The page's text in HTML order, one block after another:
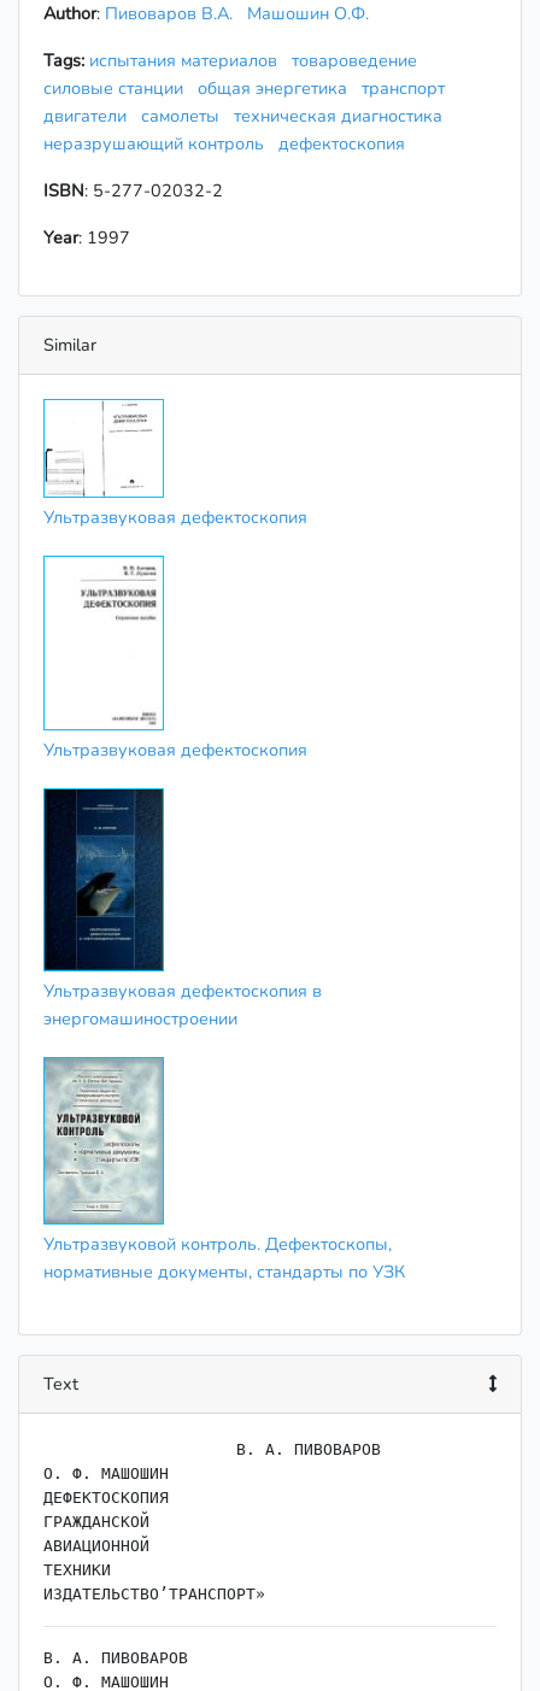
Author: Пивоваров В.А.
Машошин О.Ф.
Tags: испытания материалов
товароведение
силовые станции общая энергетика
транспорт
двигатели самолеты
техническая диагностика
неразрушающий контроль
дефектоскопия
ISBN: 5-277-02032-2
Year: 1997
Similar
Ультразвуковая дефектоскопия
Ультразвуковая дефектоскопия
Ультразвуковая дефектоскопия в
энергомашиностроении
Ультразвуковой контроль. Дефектоскопы,
нормативные документы, стандарты по УЗК
Text
О. Ф. МАШОШИН
ДЕФЕКТОСКОПИЯ
ГРАЖДАНСКОЙ
АВИАЦИОННОЙ
ТЕХНИКИ
В. А. ПИВОВАРОВ
О. Ф. МАШОШИН